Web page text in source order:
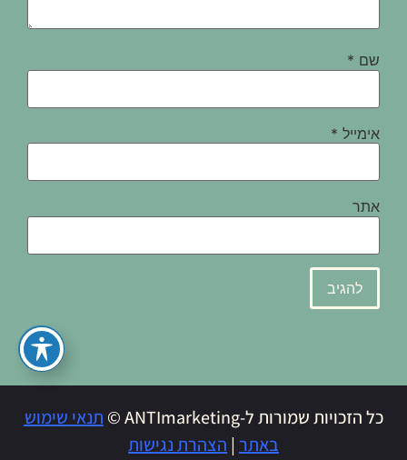
שם *
אימייל *
אתר
כל הזכויות שמורות ל-ANTImarketing ©
תנאי שימוש
באתר | הצהרת נגישות